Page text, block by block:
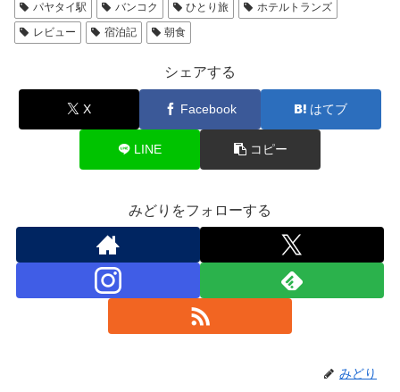
パヤタイ駅 バンコク ひとり旅
ホテルトランズ
レビュー
宿泊記 朝食
シェアする
X Facebook はてブ
LINE コピー
みどりをフォローする
みどり